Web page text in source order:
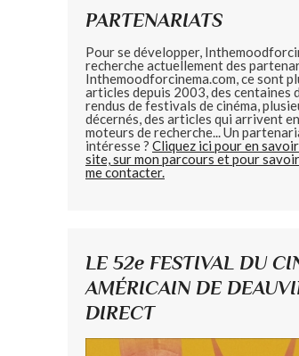
PARTENARIATS
Pour se développer,
recherche actuellement des
Inthemoodforcinema.com, ce sont
articles depuis 2003, des centaines
rendus de festivals de cinéma,
décernés, des articles qui arrivent
moteurs de recherche... Un
intéresse ? Cliquez ici pour en
site, sur mon parcours et pour
me contacter.
LE 52e FESTIVAL DU
AMÉRICAIN DE
DIRECT